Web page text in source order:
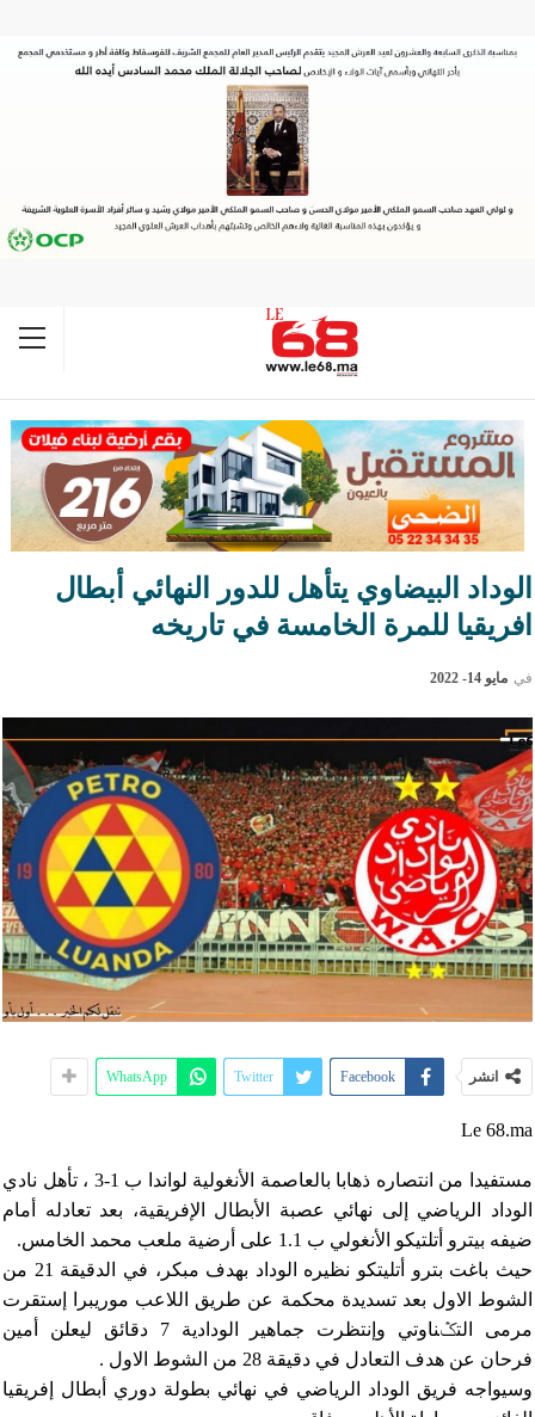
الوداد البيضاوي يتأهل للدور النهائي أبطال
افريقيا للمرة الخامسة في تاريخه
في مايو 14- 2022
انشر Facebook
Twitter
WhatsApp
Le 68.ma
مستفيدا من انتصاره ذهابا بالعاصمة الأنغولية لواندا ب 1-3 ، تأهل نادي
الوداد الرياضي إلى نهائي عصبة الأبطال الإفريقية، بعد تعادله أمام
ضيفه بيترو أتلتيكو الأنغولي ب 1.1 على أرضية ملعب محمد الخامس.
حيث باغت بترو أتليتكو نظيره الوداد بهدف مبكر، في الدقيقة 21 من
الشوط الاول بعد تسديدة محكمة عن طريق اللاعب موريبرا إستقرت
مرمى التݣناوتي وإنتظرت جماهير الودادية 7 دقائق ليعلن أمين
فرحان عن هدف التعادل في دقيقة 28 من الشوط الاول .
وسيواجه فريق الوداد الرياضي في نهائي بطولة دوري أبطال إفريقيا